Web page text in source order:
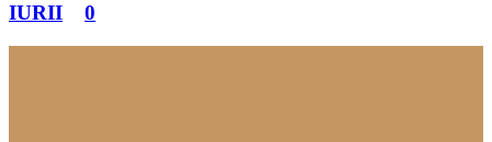
IURII 0